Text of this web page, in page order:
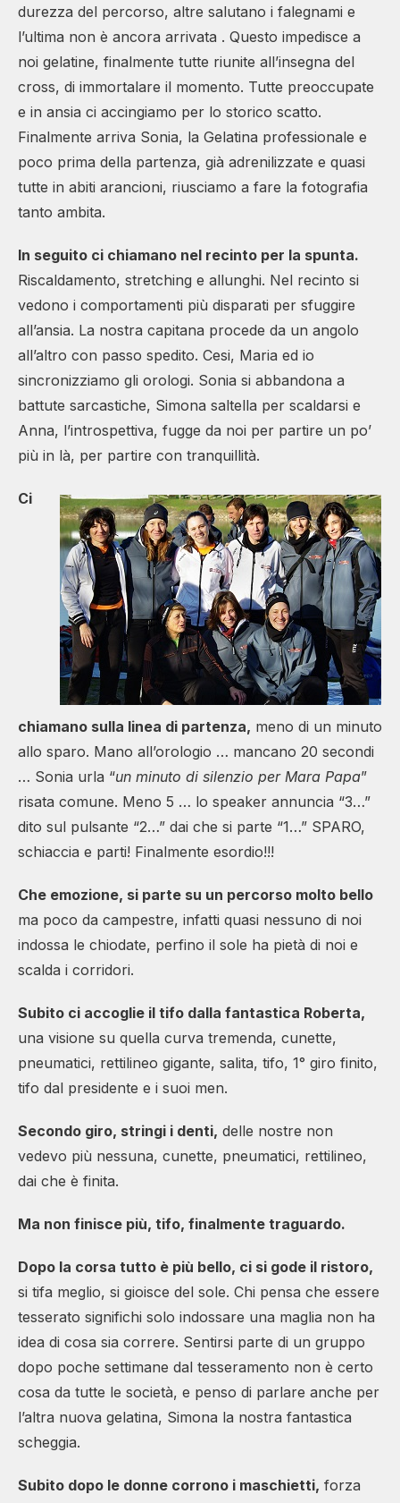
durezza del percorso, altre salutano i falegnami e
l’ultima non è ancora arrivata . Questo impedisce a
noi gelatine, finalmente tutte riunite all’insegna del
cross, di immortalare il momento. Tutte preoccupate
e in ansia ci accingiamo per lo storico scatto.
Finalmente arriva Sonia, la Gelatina professionale e
poco prima della partenza, già adrenilizzate e quasi
tutte in abiti arancioni, riusciamo a fare la fotografia
tanto ambita.
In seguito ci chiamano nel recinto per la spunta.
Riscaldamento, stretching e allunghi. Nel recinto si
vedono i comportamenti più disparati per sfuggire
all’ansia. La nostra capitana procede da un angolo
all’altro con passo spedito. Cesi, Maria ed io
sincronizziamo gli orologi. Sonia si abbandona a
battute sarcastiche, Simona saltella per scaldarsi e
Anna, l’introspettiva, fugge da noi per partire un po’
più in là, per partire con tranquillità.
Ci
chiamano sulla linea di partenza, meno di un minuto
allo sparo. Mano all’orologio … mancano 20 secondi
… Sonia urla “un minuto di silenzio per Mara Papa”
risata comune. Meno 5 … lo speaker annuncia “3…”
dito sul pulsante “2…” dai che si parte “1…” SPARO,
schiaccia e parti! Finalmente esordio!!!
Che emozione, si parte su un percorso molto bello
ma poco da campestre, infatti quasi nessuno di noi
indossa le chiodate, perfino il sole ha pietà di noi e
scalda i corridori.
Subito ci accoglie il tifo dalla fantastica Roberta,
una visione su quella curva tremenda, cunette,
pneumatici, rettilineo gigante, salita, tifo, 1° giro finito,
tifo dal presidente e i suoi men.
Secondo giro, stringi i denti, delle nostre non
vedevo più nessuna, cunette, pneumatici, rettilineo,
dai che è finita.
Ma non finisce più, tifo, finalmente traguardo.
Dopo la corsa tutto è più bello, ci si gode il ristoro,
si tifa meglio, si gioisce del sole. Chi pensa che essere
tesserato significhi solo indossare una maglia non ha
idea di cosa sia correre. Sentirsi parte di un gruppo
dopo poche settimane dal tesseramento non è certo
cosa da tutte le società, e penso di parlare anche per
l’altra nuova gelatina, Simona la nostra fantastica
scheggia.
Subito dopo le donne corrono i maschietti, forza